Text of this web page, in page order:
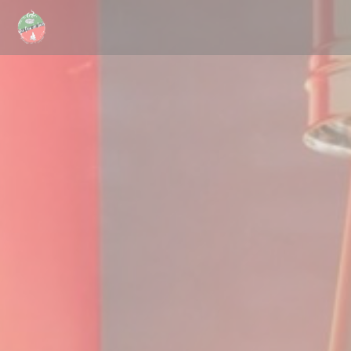
Πίνακας διαχείρισης "Μπισκότων" (Cookies)